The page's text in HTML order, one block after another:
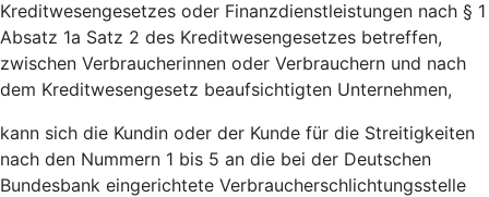
Kreditwesengesetzes oder Finanzdienstleistungen nach § 1
Absatz 1a Satz 2 des Kreditwesengesetzes betreffen,
zwischen Verbraucherinnen oder Verbrauchern und nach
dem Kreditwesengesetz beaufsichtigten Unternehmen,
kann sich die Kundin oder der Kunde für die Streitigkeiten
nach den Nummern 1 bis 5 an die bei der Deutschen
Bundesbank eingerichtete Verbraucherschlichtungsstelle